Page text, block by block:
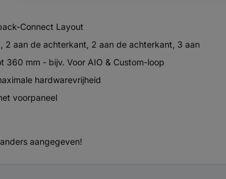
Connect Layout
aan de achterkant, 2 aan de achterkant, 3 aan
mm - bijv. Voor AIO & Custom-loop
hardwarevrijheid
voorpaneel
aangegeven!